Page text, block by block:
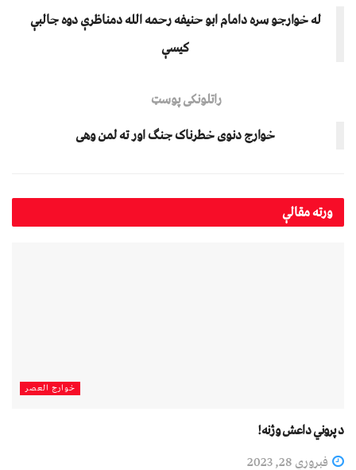
له خوارجو سره دامام ابو حنيفه رحمه الله دمناظرې دوه جالبې
کيسې
راتلونکی پوسټ
خوارج دنوی خطرناک جنګ اور ته لمن وهی
ورتهمقالې
خوارج العصر
د پروني داعش وژنه!
فبروري 28, 2023